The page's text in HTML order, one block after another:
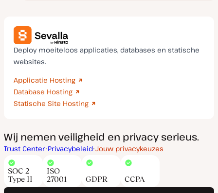
Deploy moeiteloos applicaties, databases en statische
websites.
Applicatie Hosting
Database Hosting
Statische Site Hosting
Wij nemen veiligheid en privacy serieus.
Trust Center Privacybeleid Jouw privacykeuzes
SOC 2
Type II
ISO
27001
GDPR CCPA